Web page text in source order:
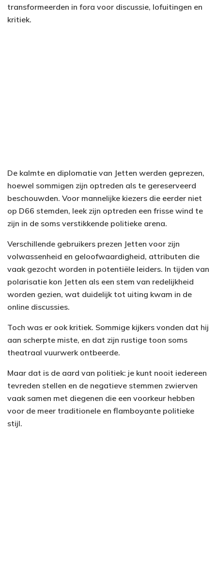
transformeerden in fora voor discussie, lofuitingen en
kritiek.
De kalmte en diplomatie van Jetten werden geprezen,
hoewel sommigen zijn optreden als te gereserveerd
beschouwden. Voor mannelijke kiezers die eerder niet
op D66 stemden, leek zijn optreden een frisse wind te
zijn in de soms verstikkende politieke arena.
Verschillende gebruikers prezen Jetten voor zijn
volwassenheid en geloofwaardigheid, attributen die
vaak gezocht worden in potentiële leiders. In tijden van
polarisatie kon Jetten als een stem van redelijkheid
worden gezien, wat duidelijk tot uiting kwam in de
online discussies.
Toch was er ook kritiek. Sommige kijkers vonden dat hij
aan scherpte miste, en dat zijn rustige toon soms
theatraal vuurwerk ontbeerde.
Maar dat is de aard van politiek: je kunt nooit iedereen
tevreden stellen en de negatieve stemmen zwierven
vaak samen met diegenen die een voorkeur hebben
voor de meer traditionele en flamboyante politieke
stijl.